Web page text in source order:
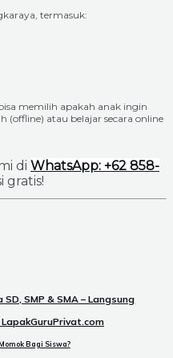
termasuk:
memilih apakah anak ingin
(offline) atau belajar secara online
di WhatsApp: +62 858-
gratis!
SMP & SMA – Langsung
Bagi Siswa?